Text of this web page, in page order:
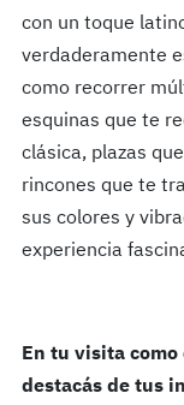
con un toque
verdaderamente
como recorrer
esquinas que te
clásica, plazas
rincones que te
sus colores y
experiencia
En tu visita
destacás de tus